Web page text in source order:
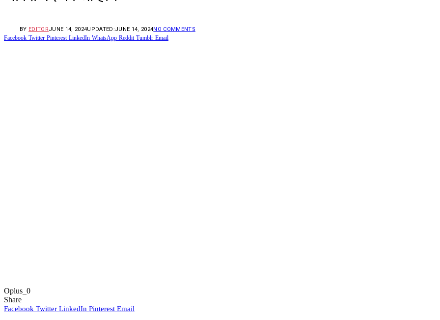
BY EDITORJUNE 14, 2024UPDATED:JUNE 14, 2024NO COMMENTS
Facebook Twitter Pinterest LinkedIn WhatsApp Reddit Tumblr Email
Oplus_0
Share
Facebook Twitter LinkedIn Pinterest Email